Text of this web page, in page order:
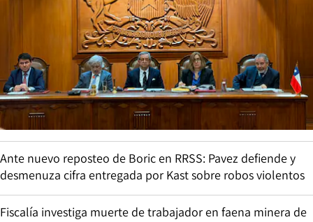
Ante nuevo reposteo de Boric en RRSS: Pavez defiende y
desmenuza cifra entregada por Kast sobre robos violentos
Fiscalía investiga muerte de trabajador en faena minera de